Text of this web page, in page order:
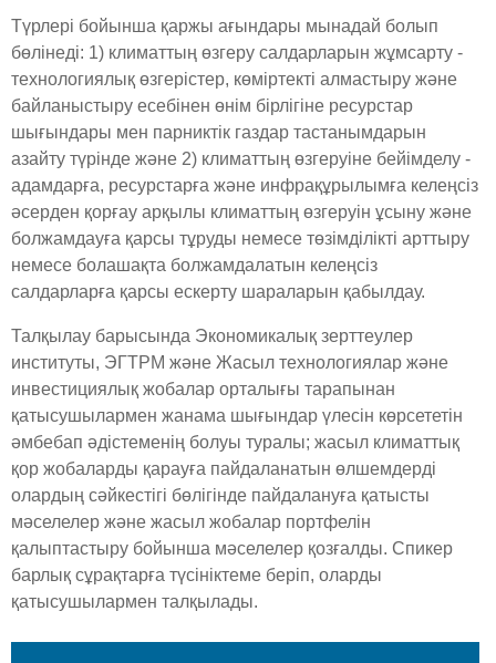
Түрлері бойынша қаржы ағындары мынадай болып
бөлінеді: 1) климаттың өзгеру салдарларын жұмсарту -
технологиялық өзгерістер, көміртекті алмастыру және
байланыстыру есебінен өнім бірлігіне ресурстар
шығындары мен парниктік газдар тастанымдарын
азайту түрінде және 2) климаттың өзгеруіне бейімделу -
адамдарға, ресурстарға және инфрақұрылымға келеңсіз
әсерден қорғау арқылы климаттың өзгеруін ұсыну және
болжамдауға қарсы тұруды немесе төзімділікті арттыру
немесе болашақта болжамдалатын келеңсіз
салдарларға қарсы ескерту шараларын қабылдау.
Талқылау барысында Экономикалық зерттеулер
институты, ЭГТРМ және Жасыл технологиялар және
инвестициялық жобалар орталығы тарапынан
қатысушылармен жанама шығындар үлесін көрсететін
әмбебап әдістеменің болуы туралы; жасыл климаттық
қор жобаларды қарауға пайдаланатын өлшемдерді
олардың сәйкестігі бөлігінде пайдалануға қатысты
мәселелер және жасыл жобалар портфелін
қалыптастыру бойынша мәселелер қозғалды. Спикер
барлық сұрақтарға түсініктеме беріп, оларды
қатысушылармен талқылады.